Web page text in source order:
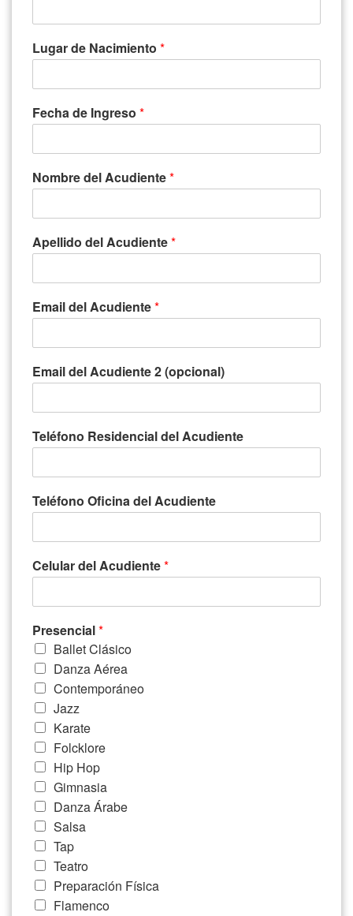
Lugar de Nacimiento *
Fecha de Ingreso *
Nombre del Acudiente*
Apellido del Acudiente*
Email del Acudiente*
Email del Acudiente 2 (opcional)
Teléfono Residencial del Acudiente
Teléfono Oficina del Acudiente
Celular del Acudiente*
Presencial*
Ballet Clásico
Danza Aérea
Contemporáneo
Jazz
Karate
Folcklore
Hip Hop
Gimnasia
Danza Árabe
Salsa
Tap
Teatro
Preparación Física
Flamenco